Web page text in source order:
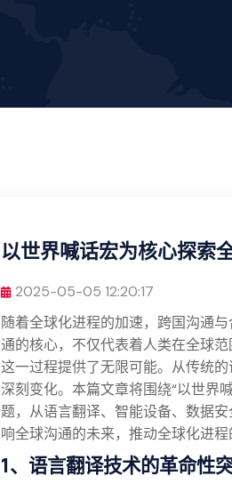
以世界喊话宏为核心探索
2025-05-05 12:20:17
随着全球化进程的加速，跨国沟通
通的核心，不仅代表着人类在全球
这一过程提供了无限可能。从传统
深刻变化。本篇文章将围绕“以世界
题，从语言翻译、智能设备、数据
响全球沟通的未来，推动全球化进程
1、语言翻译技术的革命性